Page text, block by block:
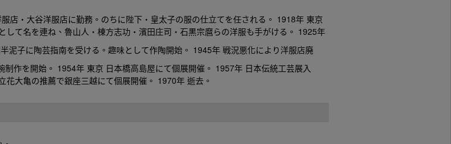
店・大谷洋服店に勤務。のちに陛下・皇太子の服の仕立てを任される。 1918年 東京
て名を連ね、魯山人・棟方志功・濱田庄司・石黒宗麿らの洋服も手がける。 1925年
泥子に陶芸指南を受ける。趣味として作陶開始。 1945年 戦況悪化により洋服店廃
作を開始。 1954年 東京 日本橋高島屋にて個展開催。 1957年 日本伝統工芸展入
大亀の推薦で銀座三越にて個展開催。 1970年 逝去。